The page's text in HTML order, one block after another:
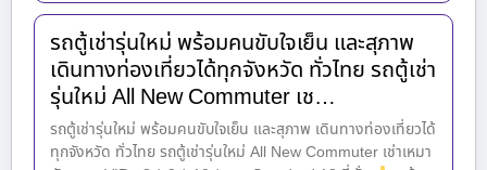
รถตู้เช่ารุ่นใหม่ พร้อมคนขับใจเย็น และสุภาพ
เดินทางท่องเที่ยวได้ทุกจังหวัด ทั่วไทย รถตู้เช่า
รุ่นใหม่ All New Commuter เช…
รถตู้เช่ารุ่นใหม่ พร้อมคนขับใจเย็น และสุภาพ เดินทางท่องเที่ยวได้
ทุกจังหวัด ทั่วไทย รถตู้เช่ารุ่นใหม่ All New Commuter เช่าเหมา